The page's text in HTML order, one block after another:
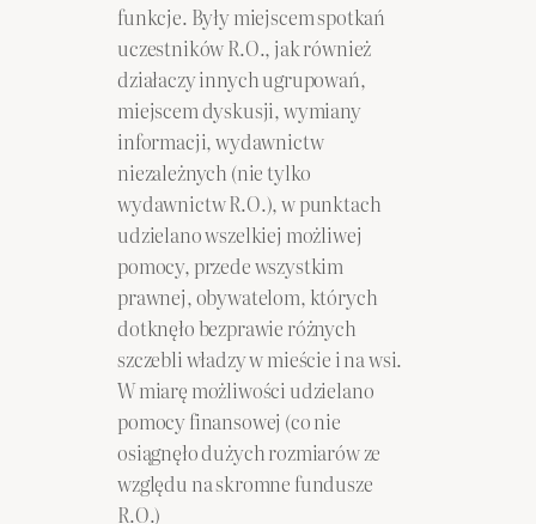
funkcje. Były miejscem spotkań
uczestników R.O., jak również
działaczy innych ugrupowań,
miejscem dyskusji, wymiany
informacji, wydawnictw
niezależnych (nie tylko
wydawnictw R.O.), w punktach
udzielano wszelkiej możliwej
pomocy, przede wszystkim
prawnej, obywatelom, których
dotknęło bezprawie różnych
szczebli władzy w mieście i na wsi.
W miarę możliwości udzielano
pomocy finansowej (co nie
osiągnęło dużych rozmiarów ze
względu na skromne fundusze
R.O.)